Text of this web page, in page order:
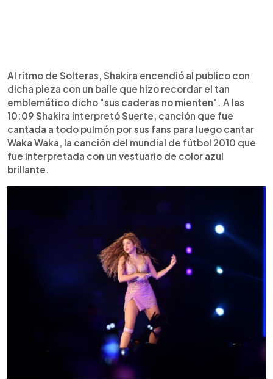
Al ritmo de Solteras, Shakira encendió al publico con
dicha pieza con un baile que hizo recordar el tan
emblemático dicho "sus caderas no mienten". A las
10:09 Shakira interpretó Suerte, canción que fue
cantada a todo pulmón por sus fans para luego cantar
Waka Waka, la canción del mundial de fútbol 2010 que
fue interpretada con un vestuario de color azul
brillante.